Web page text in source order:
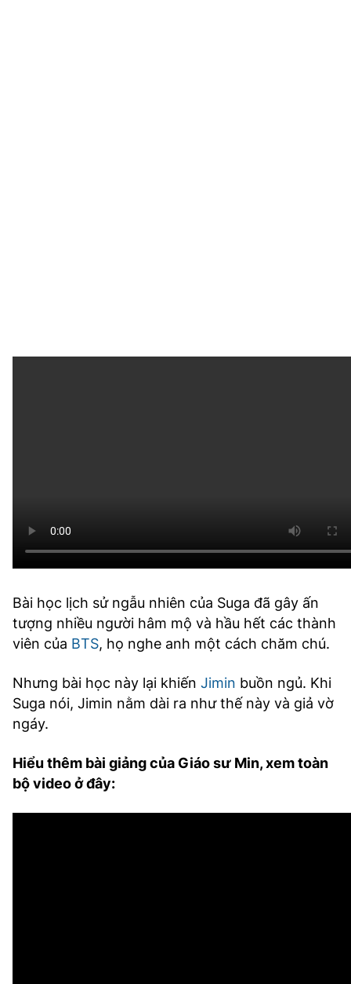
Bài học lịch sử ngẫu nhiên của Suga đã gây ấn
tượng nhiều người hâm mộ và hầu hết các thành
viên của BTS, họ nghe anh một cách chăm chú.
Nhưng bài học này lại khiến Jimin buồn ngủ. Khi
Suga nói, Jimin nằm dài ra như thế này và giả vờ
ngáy.
Hiểu thêm bài giảng của Giáo sư Min, xem toàn
bộ video ở đây: